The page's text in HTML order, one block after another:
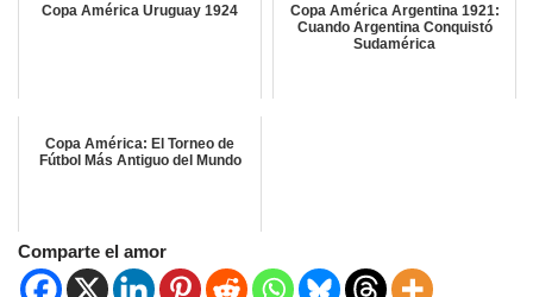
Copa América Uruguay 1924
Copa América Argentina 1921:
Cuando Argentina Conquistó
Sudamérica
Copa América: El Torneo de
Fútbol Más Antiguo del Mundo
Comparte el amor